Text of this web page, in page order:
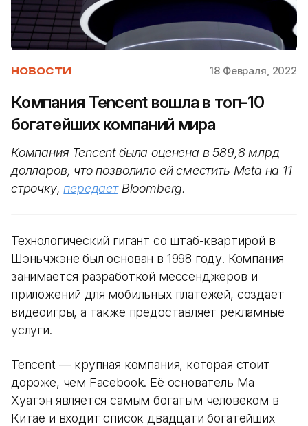
НОВОСТИ 18 Февраля, 2022
Компания Tenсent вошла в топ-10
богатейших компаний мира
Компания Tencent была оценена в 589,8 млрд
долларов, что позволило ей сместить Meta на 11
строчку,передаетBloomberg.
Технологический гигант со штаб-квартирой в
Шэньчжэне был основан в 1998 году. Компания
занимается разработкой мессенджеров и
приложений для мобильных платежей, создает
видеоигры, а также предоставляет рекламные
услуги.
Tencent — крупная компания, которая стоит
дороже, чем Facebook. Её основатель Ма
Хуатэн является самым богатым человеком в
Китае и входит список двадцати богатейших